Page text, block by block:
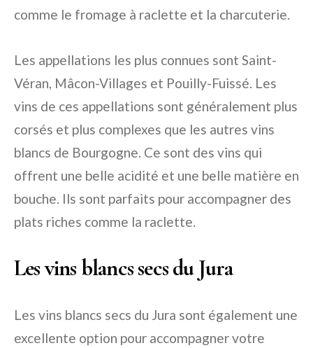
comme le fromage à raclette et la charcuterie.
Les appellations les plus connues sont Saint-
Véran, Mâcon-Villages et Pouilly-Fuissé. Les
vins de ces appellations sont généralement plus
corsés et plus complexes que les autres vins
blancs de Bourgogne. Ce sont des vins qui
offrent une belle acidité et une belle matière en
bouche. Ils sont parfaits pour accompagner des
plats riches comme la raclette.
Les vins blancs secs du Jura
Les vins blancs secs du Jura sont également une
excellente option pour accompagner votre